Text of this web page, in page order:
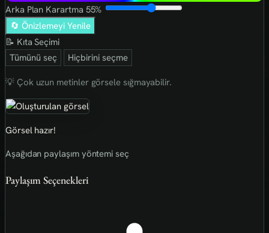
Arka Plan Karartma 55%
🔄 Önizlemeyi Yenile
📝 Kıta Seçimi
Tümünü seç
Hiçbirini seçme
💡 Çok uzun metinler görsele sığmayabilir.
Görsel hazır!
Aşağıdan paylaşım yöntemi seç
Paylaşım Seçenekleri